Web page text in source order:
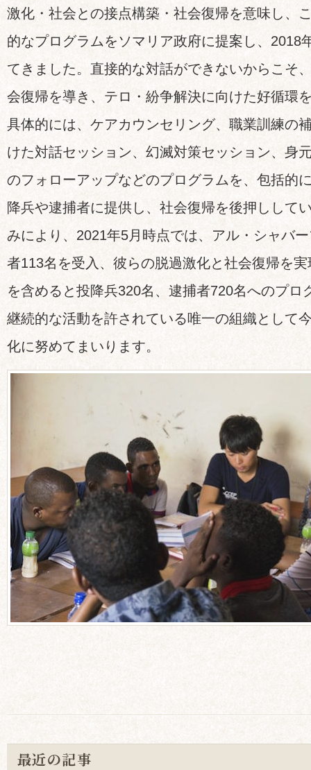
激化・社会との接点構築・社会復帰を意味し、
的なプログラムをソマリア政府に提案し、2018
てきました。直接的な対話ができないからこそ
会復帰を導き、テロ・紛争解決に向けた好循環
具体的には、ケアカウンセリング、職業訓練の
けた対話セッション、幻滅対策セッション、身
のフォローアップなどのプログラムを、包括的
降兵や逮捕者に提供し、社会復帰を後押しして
みにより、2021年5月時点では、アル・シャバ
者113名を受入、彼らの脱過激化と社会復帰を
を含めると投降兵320名、逮捕者720名へのプロ
継続的な活動を許されている唯一の組織として
化に努めてまいります。
最近の記事